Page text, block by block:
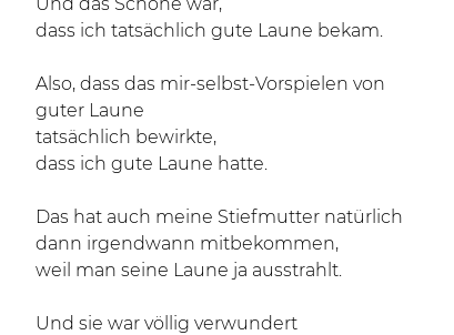
dass ich tatsächlich gute Laune bekam.
Also, dass das mir-selbst-Vorspielen von
guter Laune
tatsächlich bewirkte,
dass ich gute Laune hatte.
Das hat auch meine Stiefmutter natürlich
dann irgendwann mitbekommen,
weil man seine Laune ja ausstrahlt.
Und sie war völlig verwundert